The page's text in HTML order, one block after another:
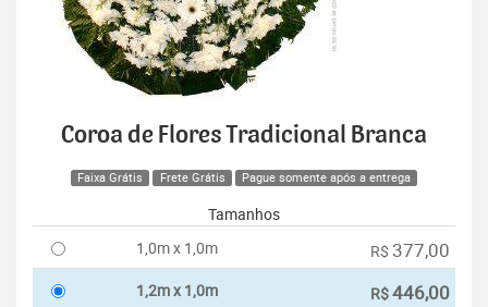
Coroa de Flores Tradicional Branca
Faixa Grátis Frete Grátis Pague somente após a entrega
Tamanhos
1,0m x 1,0m
R$ 377,00
1,2m x 1,0m R$446,00